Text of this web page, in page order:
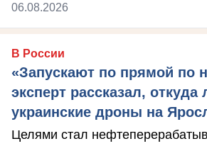
06.08.2026
В России
«Запускают по прямой по
эксперт рассказал, откуда
украинские дроны на
Целями стал